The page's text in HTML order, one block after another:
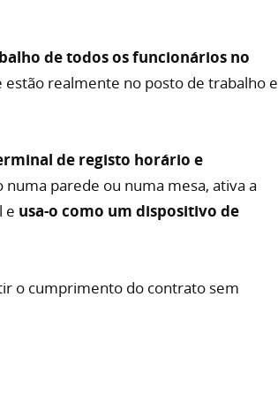
de todos os funcionários no
realmente no posto de trabalho e
de registo horário e
parede ou numa mesa, ativa a
e usa-o como um dispositivo de
o cumprimento do contrato sem